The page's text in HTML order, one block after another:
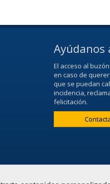
Ayúdanos
El acceso al
en caso de
que se puedan
incidencia,
felicitación.